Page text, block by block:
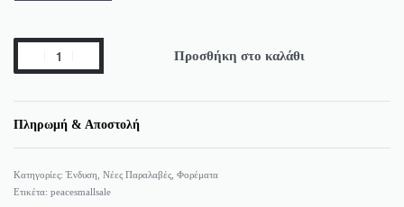
Προσθήκη στο καλάθι
Πληρωμή & Αποστολή
Κατηγορίες:Ένδυση Νέες Παραλαβές Φορέματα
Ετικέτα: peacesmallsale